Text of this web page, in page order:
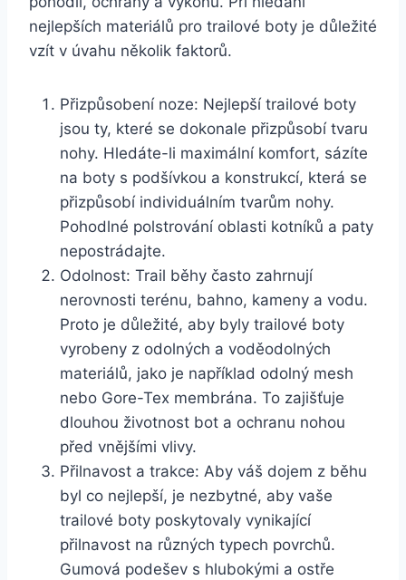
nejlepších materiálů pro trailové ⁢boty je ⁣důležité
vzít v úvahu několik⁣ faktorů.
Přizpůsobení⁢ noze: Nejlepší trailové boty
jsou ty, které se dokonale přizpůsobí tvaru
nohy. Hledáte-li maximální komfort, sázíte⁢
na boty s podšívkou a konstrukcí, která se
přizpůsobí⁣ individuálním tvarům nohy.
Pohodlné polstrování​ oblasti kotníků a paty
nepostrádajte.
Odolnost: Trail běhy často zahrnují
nerovnosti terénu, bahno, kameny ‌a vodu.
Proto je důležité,⁤ aby byly trailové boty
‌vyrobeny z⁤ odolných a voděodolných
materiálů, jako je například odolný ‌mesh
nebo Gore-Tex membrána. ​To zajišťuje
dlouhou životnost bot a ochranu‍ nohou
před⁤ vnějšími vlivy.
Přilnavost a trakce: Aby váš dojem z ⁣běhu‍
byl co ⁢nejlepší, je nezbytné, aby vaše
trailové‍ boty poskytovaly vynikající
přilnavost na⁣ různých⁢ typech povrchů.
Gumová podešev s hlubokými ⁢a ostře